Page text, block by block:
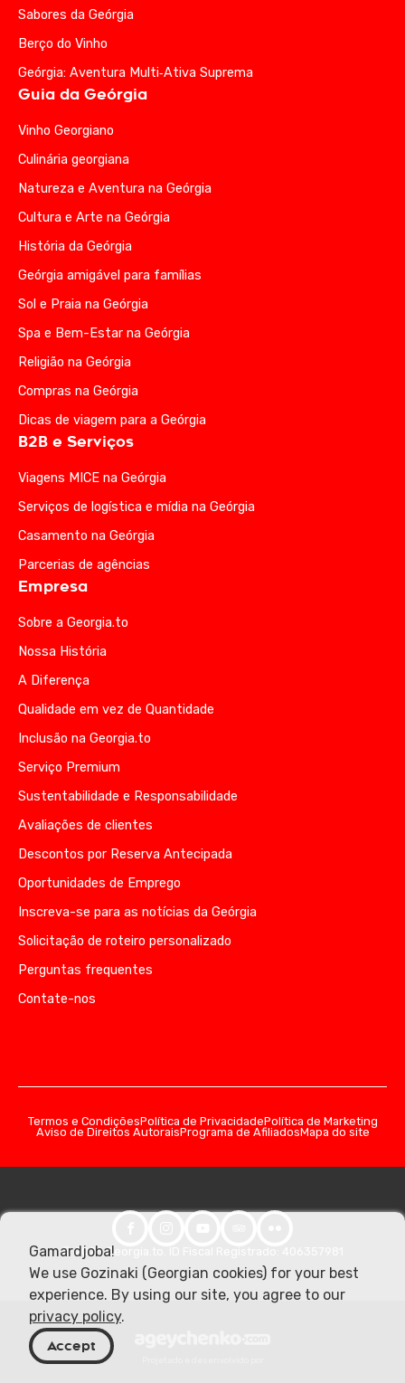
Sabores da Geórgia
Berço do Vinho
Geórgia: Aventura Multi‑Ativa Suprema
Guia da Geórgia
Vinho Georgiano
Culinária georgiana
Natureza e Aventura na Geórgia
Cultura e Arte na Geórgia
História da Geórgia
Geórgia amigável para famílias
Sol e Praia na Geórgia
Spa e Bem-Estar na Geórgia
Religião na Geórgia
Compras na Geórgia
Dicas de viagem para a Geórgia
B2B e Serviços
Viagens MICE na Geórgia
Serviços de logística e mídia na Geórgia
Casamento na Geórgia
Parcerias de agências
Empresa
Sobre a Georgia.to
Nossa História
A Diferença
Qualidade em vez de Quantidade
Inclusão na Georgia.to
Serviço Premium
Sustentabilidade e Responsabilidade
Avaliações de clientes
Descontos por Reserva Antecipada
Oportunidades de Emprego
Inscreva-se para as notícias da Geórgia
Solicitação de roteiro personalizado
Perguntas frequentes
Contate-nos
Termos e CondiçõesPolítica de PrivacidadePolítica de Marketing
Aviso de Direitos AutoraisPrograma de AfiliadosMapa do site
© 2026 Georgia.to. ID Fiscal Registrado: 406357981
Gamardjoba!
We use Gozinaki (Georgian cookies) for your best
experience. By using our site, you agree to our
privacy policy.
Accept